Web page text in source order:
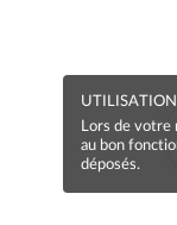
Lors de votre
au bon
déposés.